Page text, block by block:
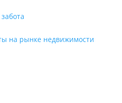
на рынке недвижимости